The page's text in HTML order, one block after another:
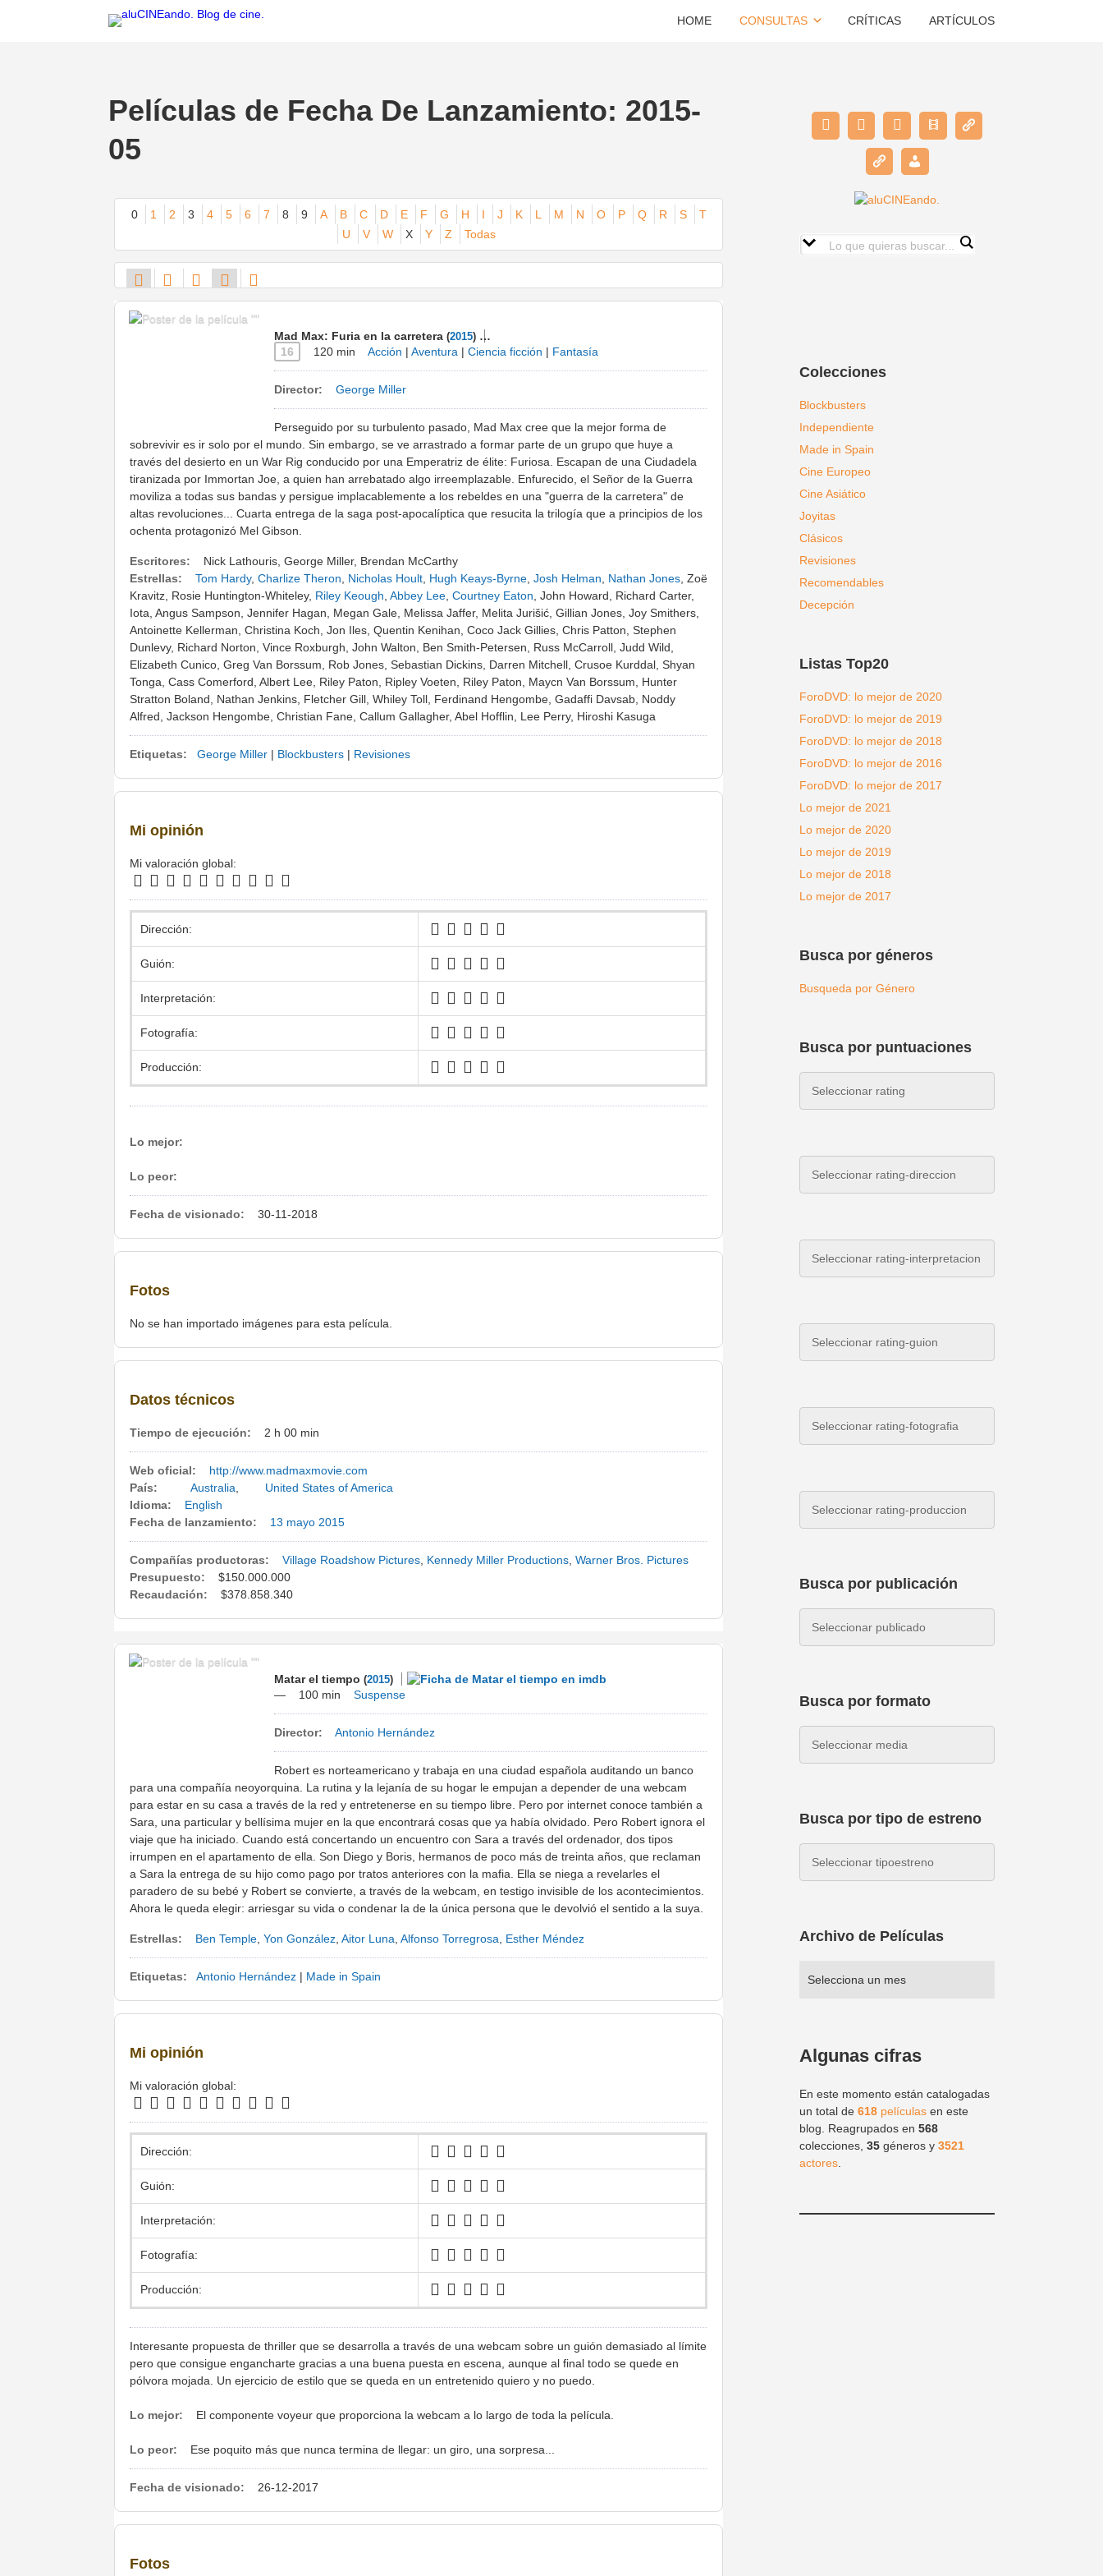
HOME CONSULTAS CRÍTICAS ARTÍCULOS
Películas de Fecha De Lanzamiento: 2015-
05
0 1 2 3 4 5 6 7 8 9 A B C D E F G H I J K L M N O P Q R S
T
U
V W X Y Z Todas
Mad Max: Furia en la carretera (2015)
16 120 min Acción | Aventura | Ciencia ficción | Fantasía
Director: George Miller
Perseguido por su turbulento pasado, Mad Max cree que la mejor forma de
sobrevivir es ir solo por el mundo. Sin embargo, se ve arrastrado a formar parte de un grupo que huye a
través del desierto en un War Rig conducido por una Emperatriz de élite: Furiosa. Escapan de una Ciudadela
tiranizada por Immortan Joe, a quien han arrebatado algo irreemplazable. Enfurecido, el Señor de la Guerra
moviliza a todas sus bandas y persigue implacablemente a los rebeldes en una "guerra de la carretera" de
altas revoluciones... Cuarta entrega de la saga post-apocalíptica que resucita la trilogía que a principios de los
ochenta protagonizó Mel Gibson.
Escritores:
Nick Lathouris, George Miller, Brendan McCarthy
Estrellas:
Tom Hardy, Charlize Theron, Nicholas Hoult, Hugh Keays-Byrne, Josh Helman, Nathan Jones, Zoë
Kravitz, Rosie Huntington-Whiteley, Riley Keough, Abbey Lee, Courtney Eaton, John Howard, Richard Carter,
Iota, Angus Sampson, Jennifer Hagan, Megan Gale, Melissa Jaffer, Melita Jurišić, Gillian Jones, Joy Smithers,
Antoinette Kellerman, Christina Koch, Jon Iles, Quentin Kenihan, Coco Jack Gillies, Chris Patton, Stephen
Dunlevy, Richard Norton, Vince Roxburgh, John Walton, Ben Smith-Petersen, Russ McCarroll, Judd Wild,
Elizabeth Cunico, Greg Van Borssum, Rob Jones, Sebastian Dickins, Darren Mitchell, Crusoe Kurddal, Shyan
Tonga, Cass Comerford, Albert Lee, Riley Paton, Ripley Voeten, Riley Paton, Maycn Van Borssum, Hunter
Stratton Boland, Nathan Jenkins, Fletcher Gill, Whiley Toll, Ferdinand Hengombe, Gadaffi Davsab, Noddy
Alfred, Jackson Hengombe, Christian Fane, Callum Gallagher, Abel Hofflin, Lee Perry, Hiroshi Kasuga
Etiquetas: George Miller | Blockbusters | Revisiones
Mi opinión
Mi valoración global:
Dirección:
Guión:
Interpretación:
Fotografía:
Producción:
Lo mejor:
Lo peor:
Fecha de visionado: 30-11-2018
Fotos
No se han importado imágenes para esta película.
Datos técnicos
Tiempo de ejecución: 2 h 00 min
Web oficial:
http://www.madmaxmovie.com
País:
Australia
United States of America
Idioma:
English
Fecha de lanzamiento:
13 mayo 2015
Compañías productoras: Village Roadshow Pictures Kennedy Miller Productions Warner Bros. Pictures
Presupuesto:
$150.000.000
Recaudación:
$378.858.340
Matar el tiempo (2015)
— 100 min Suspense
Director: Antonio Hernández
Robert es norteamericano y trabaja en una ciudad española auditando un banco
para una compañía neoyorquina. La rutina y la lejanía de su hogar le empujan a depender de una webcam
para estar en su casa a través de la red y entretenerse en su tiempo libre. Pero por internet conoce también a
Sara, una particular y bellísima mujer en la que encontrará cosas que ya había olvidado. Pero Robert ignora el
viaje que ha iniciado. Cuando está concertando un encuentro con Sara a través del ordenador, dos tipos
irrumpen en el apartamento de ella. Son Diego y Boris, hermanos de poco más de treinta años, que reclaman
a Sara la entrega de su hijo como pago por tratos anteriores con la mafia. Ella se niega a revelarles el
paradero de su bebé y Robert se convierte, a través de la webcam, en testigo invisible de los acontecimientos.
Ahora le queda elegir: arriesgar su vida o condenar la de la única persona que le devolvió el sentido a la suya.
Estrellas: Ben Temple Yon González Aitor Luna Alfonso Torregrosa Esther Méndez
Etiquetas: Antonio Hernández | Made in Spain
Mi opinión
Mi valoración global:
Dirección:
Guión:
Interpretación:
Fotografía:
Producción:
Interesante propuesta de thriller que se desarrolla a través de una webcam sobre un guión demasiado al límite
pero que consigue engancharte gracias a una buena puesta en escena, aunque al final todo se quede en
pólvora mojada. Un ejercicio de estilo que se queda en un entretenido quiero y no puedo.
Lo mejor: El componente voyeur que proporciona la webcam a lo largo de toda la película.
Lo peor: Ese poquito más que nunca termina de llegar: un giro, una sorpresa...
Fecha de visionado: 26-12-2017
Fotos
Colecciones
Blockbusters
Independiente
Made in Spain
Cine Europeo
Cine Asiático
Joyitas
Clásicos
Revisiones
Recomendables
Decepción
Listas Top20
ForoDVD: lo mejor de 2020
ForoDVD: lo mejor de 2019
ForoDVD: lo mejor de 2018
ForoDVD: lo mejor de 2016
ForoDVD: lo mejor de 2017
Lo mejor de 2021
Lo mejor de 2020
Lo mejor de 2019
Lo mejor de 2018
Lo mejor de 2017
Busca por géneros
Busqueda por Género
Busca por puntuaciones
Busca por publicación
Busca por formato
Busca por tipo de estreno
Archivo de Películas
Algunas cifras
En este momento están catalogadas
un total de618 películas en este
blog. Reagrupados en568
colecciones,35 géneros y3521
actores